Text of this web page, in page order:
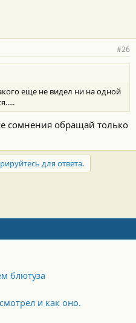
#26
еще не видел ни на одной
сомнения обращай только
для ответа.
почта
блютуза
и как оно.